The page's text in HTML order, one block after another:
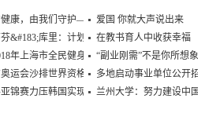
康，由我们守护——
&#183;库里：计划参
年上海市全民健身发
运会沙排世界资格赛
锦赛力压韩国实现男
爱国 你就大声说出来
在教书育人中收获幸福
“副业刚需”不是你所想象
多地启动事业单位公开招聘
兰州大学：努力建设中国特